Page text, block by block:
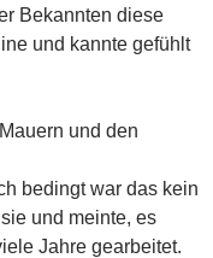
Bekannten diese
und kannte gefühlt
und den
bedingt war das kein
und meinte, es
Jahre gearbeitet.